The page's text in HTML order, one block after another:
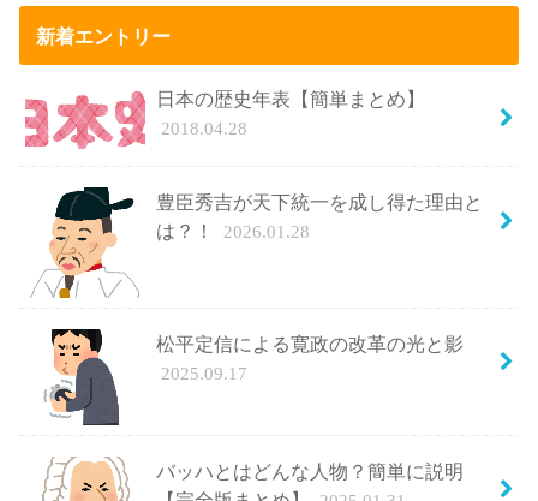
新着エントリー
日本の歴史年表【簡単まとめ】
2018.04.28
豊臣秀吉が天下統一を成し得た理由と
は？！
2026.01.28
松平定信による寛政の改革の光と影
2025.09.17
バッハとはどんな人物？簡単に説明